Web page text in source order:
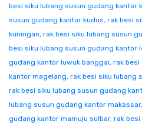
besi siku lubang susun gudang kantor
susun gudang kantor kudus, rak besi
kuningan, rak besi siku lubang susun
besi siku lubang susun gudang kantor
gudang kantor luwuk banggai, rak besi
kantor magelang, rak besi siku lubang
rak besi siku lubang susun gudang
lubang susun gudang kantor makassar,
gudang kantor mamuju sulbar, rak besi